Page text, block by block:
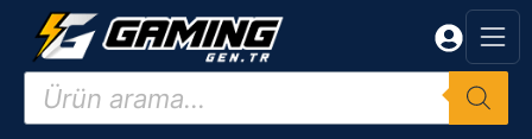
İçeriğe
Products
search